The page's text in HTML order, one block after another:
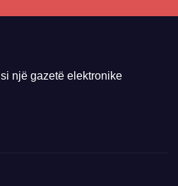
një gazetë elektronike